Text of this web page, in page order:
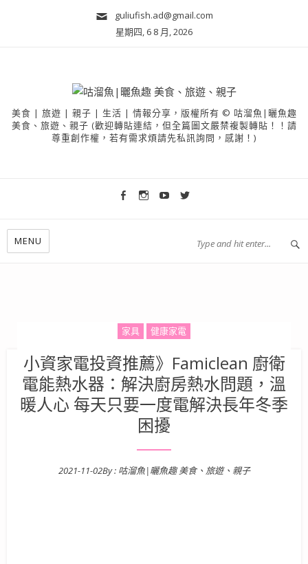
guliufish.ad@gmail.com
星期四, 6 8 月, 2026
美食 | 旅遊 | 親子 | 生活 | 情報分享，版權所有 © 咕溜魚|曬魚趣
美食、旅遊、親子 (歡迎轉貼連結，但全篇圖文嚴禁複製轉貼！！請
尊重創作權，若有需求煩請先私訊詢問，感謝！)
MENU
家具 健康家電
小資家電投資推薦》Famiclean 廚衛
電能熱水器：解決廚房熱水問題，溫
暖人心 每天只要一度電解決長年冬季
困擾
Posted on
2021-11-02By : 咕溜魚|曬魚趣 美食、旅遊、親子